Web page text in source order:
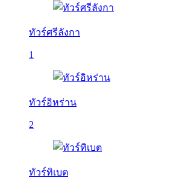
ทัวร์ศรีลังกา
1
ทัวร์อิหร่าน
2
ทัวร์ทิเบต